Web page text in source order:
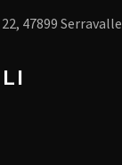
47899 Serravalle